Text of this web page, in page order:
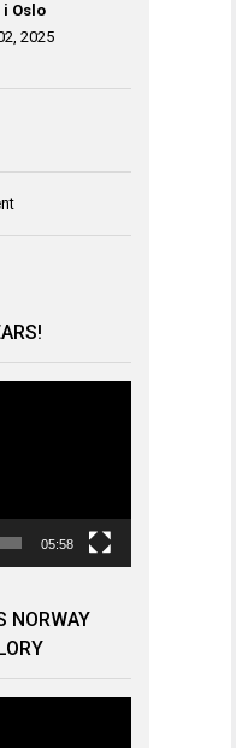
i Oslo
2025
05:58
NORWAY